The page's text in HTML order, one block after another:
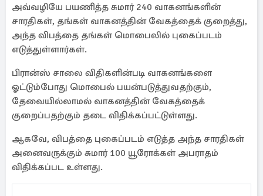
அவ்வழியே பயணித்த சுமார் 240 வாகனங்களின்
சாரதிகள், தங்கள் வாகனத்தின் வேகத்தைக் குறைத்து,
அந்த விபத்தை தங்கள் மொபைலில் புகைப்படம்
எடுத்துள்ளார்கள்.
பிரான்ஸ் சாலை விதிகளின்படி வாகனங்களை
ஓட்டும்போது மொபைல் பயன்படுத்துவதற்கும்,
தேவையில்லாமல் வாகனத்தின் வேகத்தைக்
குறைப்பதற்கும் தடை விதிக்கப்பட்டுள்ளது.
ஆகவே, விபத்தை புகைப்படம் எடுத்த அந்த சாரதிகள்
அனைவருக்கும் சுமார் 100 யூரோக்கள் அபராதம்
விதிக்கப்பட உள்ளது.